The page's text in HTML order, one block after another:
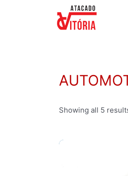
Showing all 5